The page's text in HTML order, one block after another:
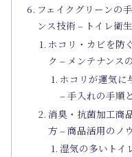
フェイクグリーンの
ンス技術 – トイレ衛
ホコリ・カビを防
ク – メンテナンス
ホコリが運気に
– 手入れの手順
消臭・抗菌加工商
方 – 商品活用のノ
湿気の多いトイ